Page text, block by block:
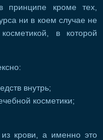
принципе кроме тех,
ни в коем случае не
в которой
внутрь;
косметики;
крови, а именно это